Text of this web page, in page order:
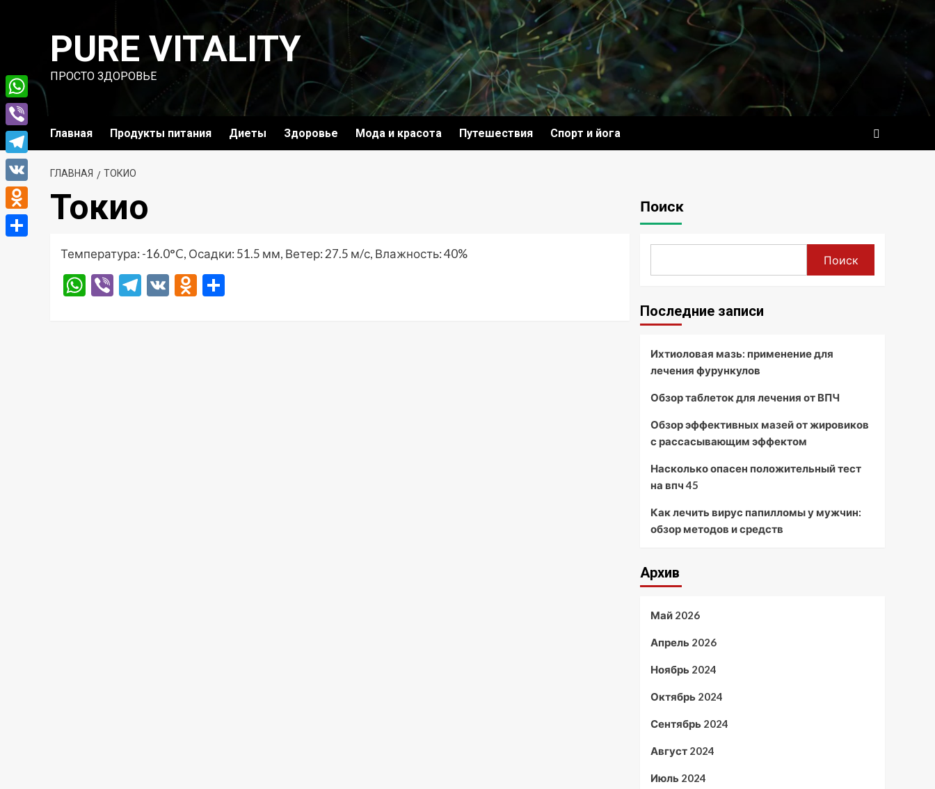
содержимомуPURE VITALITY
ПРОСТО ЗДОРОВЬЕ
Главная Продукты питания Диеты Здоровье Мода и красота Путешествия Спорт и йога
ГЛАВНАЯ ТОКИО
Токио
Температура: -16.0°C, Осадки: 51.5 мм, Ветер: 27.5 м/с, Влажность: 40%
WhatsApp
ViberTelegram
VK Odnoklassniki
Поиск
Поиск
Последние записи
Ихтиоловая мазь: применение для
лечения фурункулов
Обзор таблеток для лечения от ВПЧ
Обзор эффективных мазей от жировиков
с рассасывающим эффектом
Насколько опасен положительный тест
на впч 45
Как лечить вирус папилломы у мужчин:
обзор методов и средств
Архив
Май 2026
Апрель 2026
Ноябрь 2024
Октябрь 2024
Сентябрь 2024
Август 2024
Июль 2024
WhatsApp
Viber
Telegram
VK
Odnoklassniki
Отправить